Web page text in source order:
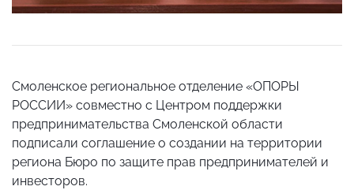
Смоленское региональное отделение «ОПОРЫ
РОССИИ» совместно с Центром поддержки
предпринимательства Смоленской области
подписали соглашение о создании на территории
региона Бюро по защите прав предпринимателей и
инвесторов.